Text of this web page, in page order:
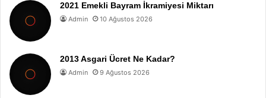
2021 Emekli Bayram İkramiyesi Miktarı
Admin 10 Ağustos 2026
2013 Asgari Ücret Ne Kadar?
Admin 9 Ağustos 2026